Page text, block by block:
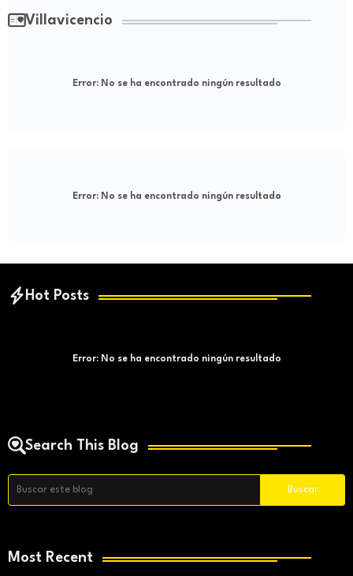
Villavicencio
Error:No se ha encontrado ningún resultado
Error:No se ha encontrado ningún resultado
Hot Posts
Error:No se ha encontrado ningún resultado
Search This Blog
Most Recent